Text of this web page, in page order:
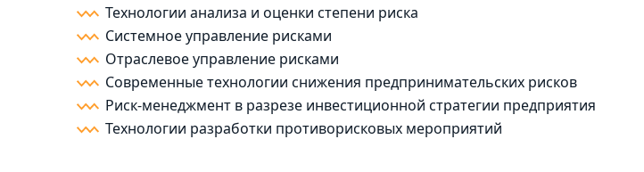
Технологии анализа и оценки степени риска
Системное управление рисками
Отраслевое управление рисками
Современные технологии снижения предпринимательских рисков
Риск-менеджмент в разрезе инвестиционной стратегии предприятия
Технологии разработки противорисковых мероприятий